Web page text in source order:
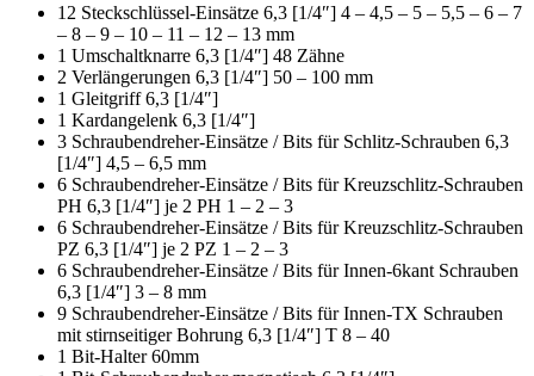
12 Steckschlüssel-Einsätze 6,3 [1/4″] 4 – 4,5 – 5 – 5,5 – 6 – 7
– 8 – 9 – 10 – 11 – 12 – 13 mm
1 Umschaltknarre 6,3 [1/4″] 48 Zähne
2 Verlängerungen 6,3 [1/4″] 50 – 100 mm
1 Gleitgriff 6,3 [1/4″]
1 Kardangelenk 6,3 [1/4″]
3 Schraubendreher-Einsätze / Bits für Schlitz-Schrauben 6,3
[1/4″] 4,5 – 6,5 mm
6 Schraubendreher-Einsätze / Bits für Kreuzschlitz-Schrauben
PH 6,3 [1/4″] je 2 PH 1 – 2 – 3
6 Schraubendreher-Einsätze / Bits für Kreuzschlitz-Schrauben
PZ 6,3 [1/4″] je 2 PZ 1 – 2 – 3
6 Schraubendreher-Einsätze / Bits für Innen-6kant Schrauben
6,3 [1/4″] 3 – 8 mm
9 Schraubendreher-Einsätze / Bits für Innen-TX Schrauben
mit stirnseitiger Bohrung 6,3 [1/4″] T 8 – 40
1 Bit-Halter 60mm